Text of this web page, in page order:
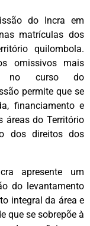
do Incra em
matrículas dos
quilombola.
omissivos mais
no curso do
permite que se
financiamento e
áreas do Território
dos direitos dos
apresente um
do levantamento
integral da área e
que se sobrepõe à